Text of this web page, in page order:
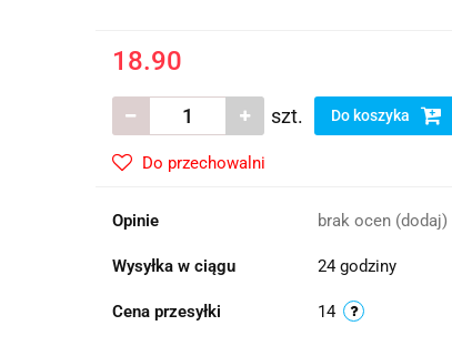
18.90
szt. Do koszyka
Do przechowalni
Opinie brak ocen (dodaj)
Wysyłka w ciągu 24 godziny
Cena przesyłki 14